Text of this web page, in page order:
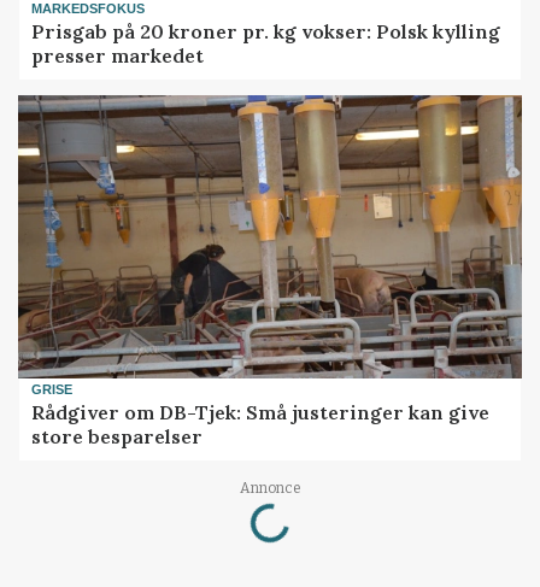
MARKEDSFOKUS
Prisgab på 20 kroner pr. kg vokser: Polsk kylling
presser markedet
GRISE
Rådgiver om DB-Tjek: Små justeringer kan give
store besparelser
Annonce
Loading...